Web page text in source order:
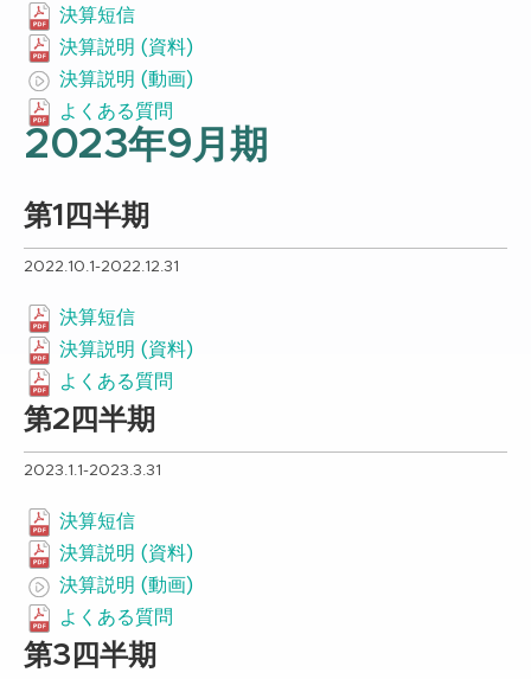
決算短信
決算説明 (資料)
決算説明 (動画)
よくある質問
2023年9月期
第1四半期
2022.10.1-2022.12.31
決算短信
決算説明 (資料)
よくある質問
第2四半期
2023.1.1-2023.3.31
決算短信
決算説明 (資料)
決算説明 (動画)
よくある質問
第3四半期